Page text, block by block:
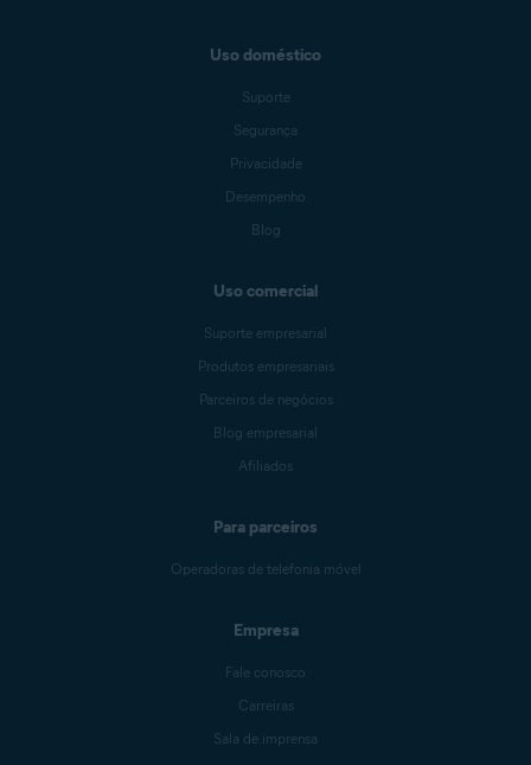
Uso doméstico
Suporte
Segurança
Privacidade
Desempenho
Blog
Uso comercial
Suporte empresarial
Produtos empresariais
Parceiros de negócios
Blog empresarial
Afiliados
Para parceiros
Operadoras de telefonia móvel
Empresa
Fale conosco
Carreiras
Sala de imprensa